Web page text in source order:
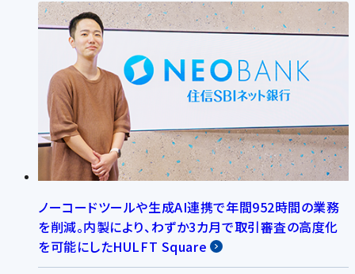
ノーコードツールや生成AI連携で年間952時間の業務
を削減。内製により、わずか3カ月で取引審査の高度化
を可能にしたHULFT Square